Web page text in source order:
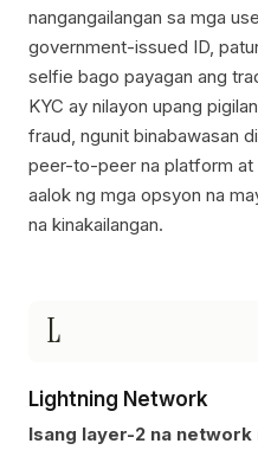
nangangailangan sa mga
government-issued ID,
selfie bago payagan ang
KYC ay nilayon upang
fraud, ngunit binabawasan
peer-to-peer na platform at
aalok ng mga opsyon na
na kinakailangan.
L
Lightning Network
Isang layer-2 na